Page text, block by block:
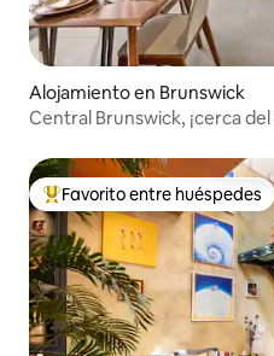
Alojamiento en Brunswick
Central Brunswick, ¡cerca
Favorito entre huéspedes
Favorito entre huéspedes